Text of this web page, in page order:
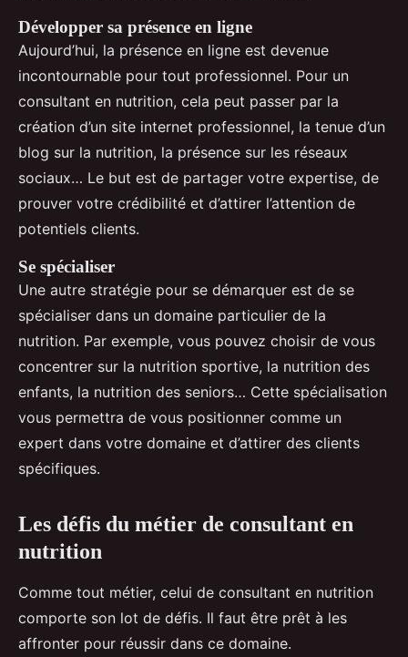
Développer sa présence en ligne
Aujourd’hui, la présence en ligne est devenue
incontournable pour tout professionnel. Pour un
consultant en nutrition, cela peut passer par la
création d’un site internet professionnel, la tenue d’un
blog sur la nutrition, la présence sur les réseaux
sociaux… Le but est de partager votre expertise, de
prouver votre crédibilité et d’attirer l’attention de
potentiels clients.
Se spécialiser
Une autre stratégie pour se démarquer est de se
spécialiser dans un domaine particulier de la
nutrition. Par exemple, vous pouvez choisir de vous
concentrer sur la nutrition sportive, la nutrition des
enfants, la nutrition des seniors… Cette spécialisation
vous permettra de vous positionner comme un
expert dans votre domaine et d’attirer des clients
spécifiques.
Les défis du métier de consultant en
nutrition
Comme tout métier, celui de consultant en nutrition
comporte son lot de défis. Il faut être prêt à les
affronter pour réussir dans ce domaine.